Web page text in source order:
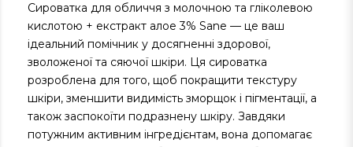
Сироватка для обличчя з молочною та гліколевою
кислотою + екстракт алое 3% Sane — це ваш
ідеальний помічник у досягненні здорової,
зволоженої та сяючої шкіри. Ця сироватка
розроблена для того, щоб покращити текстуру
шкіри, зменшити видимість зморщок і пігментації, а
також заспокоїти подразнену шкіру. Завдяки
потужним активним інгредієнтам, вона допомагає